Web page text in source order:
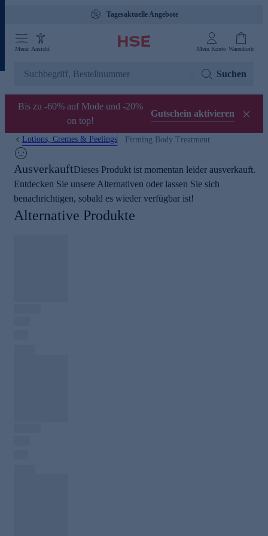
Tagesaktuelle Angebote
Menü Ansicht Mein Konto Warenkorb
Suchen
Bis zu -60% auf Mode und -20%
on top!
Gutschein aktivieren
Lotions, Cremes & Peelings Firming Body Treatment
AusverkauftDieses Produkt ist momentan leider ausverkauft.
Entdecken Sie unsere Alternativen oder lassen Sie sich
benachrichtigen, sobald es wieder verfügbar ist!
Alternative Produkte